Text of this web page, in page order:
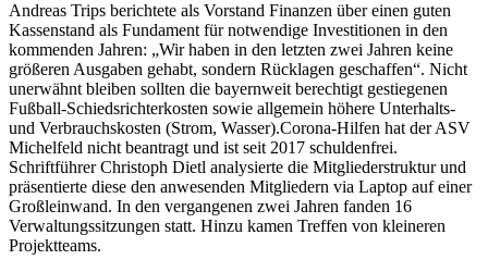
Andreas Trips berichtete als Vorstand Finanzen über einen guten
Kassenstand als Fundament für notwendige Investitionen in den
kommenden Jahren: „Wir haben in den letzten zwei Jahren keine
größeren Ausgaben gehabt, sondern Rücklagen geschaffen“. Nicht
unerwähnt bleiben sollten die bayernweit berechtigt gestiegenen
Fußball-Schiedsrichterkosten sowie allgemein höhere Unterhalts-
und Verbrauchskosten (Strom, Wasser).Corona-Hilfen hat der ASV
Michelfeld nicht beantragt und ist seit 2017 schuldenfrei.
Schriftführer Christoph Dietl analysierte die Mitgliederstruktur und
präsentierte diese den anwesenden Mitgliedern via Laptop auf einer
Großleinwand. In den vergangenen zwei Jahren fanden 16
Verwaltungssitzungen statt. Hinzu kamen Treffen von kleineren
Projektteams.